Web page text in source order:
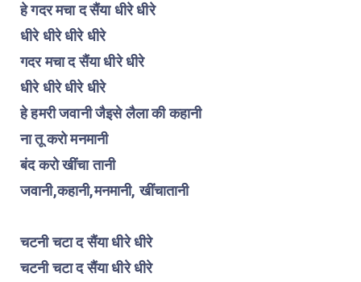
हे गदर मचा द सैंया धीरे धीरे
धीरे धीरे धीरे धीरे
गदर मचा द सैंया धीरे धीरे
धीरे धीरे धीरे धीरे
हे हमरी जवानी जैइसे लैला की कहानी
ना तू करो मनमानी
बंद करो खींचा तानी
जवानी,कहानी,मनमानी, खींचातानी
चटनी चटा द सैंया धीरे धीरे
चटनी चटा द सैंया धीरे धीरे